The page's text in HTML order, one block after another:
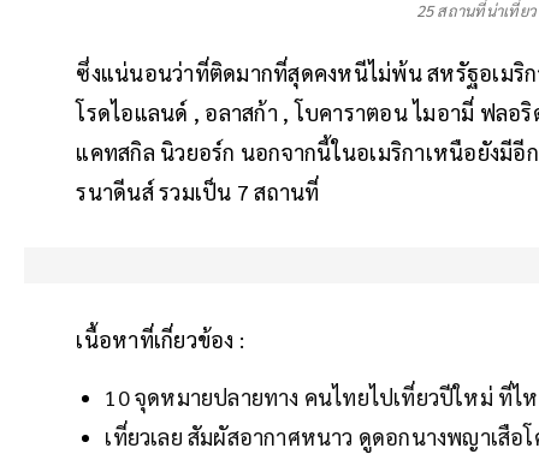
25 สถานที่น่าเที่ย
ซึ่งแน่นอนว่าที่ติดมากที่สุดคงหนีไม่พ้น สหรัฐอเมริ
โรดไอแลนด์ , อลาสก้า , โบคาราตอน ไมอามี่ ฟลอ
แคทสกิล นิวยอร์ก นอกจากนี้ในอเมริกาเหนือยังมีอี
รนาดีนส์ รวมเป็น 7 สถานที่
เนื้อหาที่เกี่ยวข้อง :
10 จุดหมายปลายทาง คนไทยไปเที่ยวปีใหม่ ที่ไ
เที่ยวเลย สัมผัสอากาศหนาว ดูดอกนางพญาเสือ